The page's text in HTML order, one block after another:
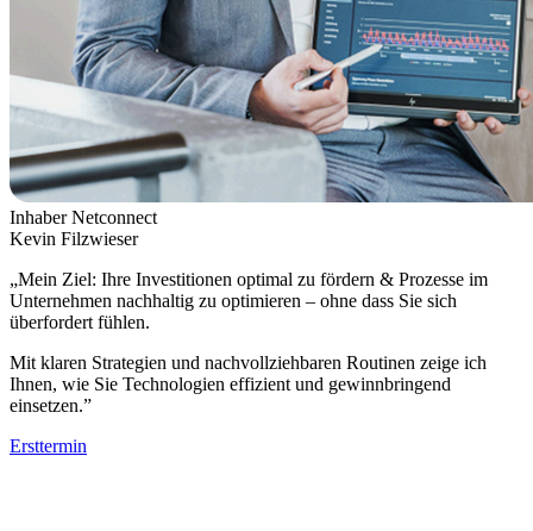
Inhaber Netconnect
Kevin Filzwieser
„Mein Ziel: Ihre Investitionen optimal zu fördern & Prozesse im
Unternehmen nachhaltig zu optimieren – ohne dass Sie sich
überfordert fühlen.
Mit klaren Strategien und nachvollziehbaren Routinen zeige ich
Ihnen, wie Sie Technologien effizient und gewinnbringend
einsetzen.”
Ersttermin